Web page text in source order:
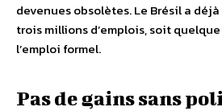
devenues obsolètes. Le Brésil a
trois millions d’emplois, soit
l’emploi formel.
Pas de gains sans